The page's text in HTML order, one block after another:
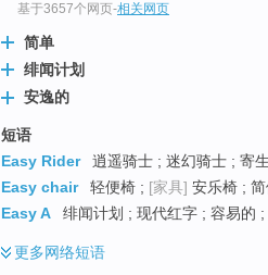
基于3657个网页-相关网页
简单
绯闻计划
安逸的
短语
Easy Rider
逍遥骑士 ; 迷幻骑士 ; 寄
Easy chair
轻便椅 ; [家具] 安乐椅 ;
Easy A
绯闻计划 ; 现代红字 ; 容易的
更多网络短语